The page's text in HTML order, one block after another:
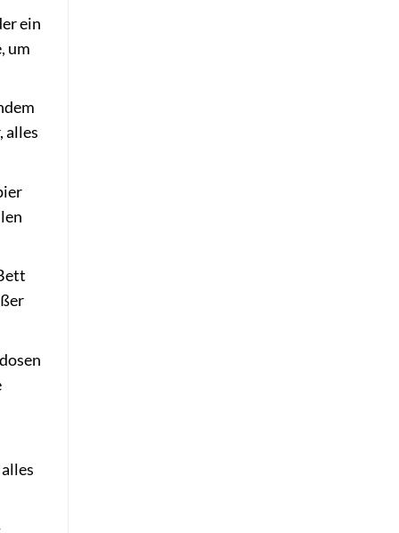
ein
um
alles